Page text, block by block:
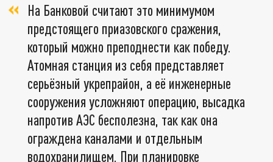
На Банковой считают это минимумом
предстоящего приазовского сражения,
который можно преподнести как победу.
Атомная станция из себя представляет
серьёзный укрепрайон, а её инженерные
сооружения усложняют операцию, высадка
напротив АЭС бесполезна, так как она
ограждена каналами и отдельным
водохранилищем. При планировке